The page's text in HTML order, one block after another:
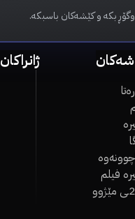
بکە و کێشەکان باسبکە.
فیلم
ژانراکان